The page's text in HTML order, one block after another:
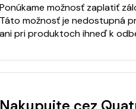
Ponúkame možnosť zaplatiť
Táto možnosť je nedostupná
ani pri produktoch ihneď k